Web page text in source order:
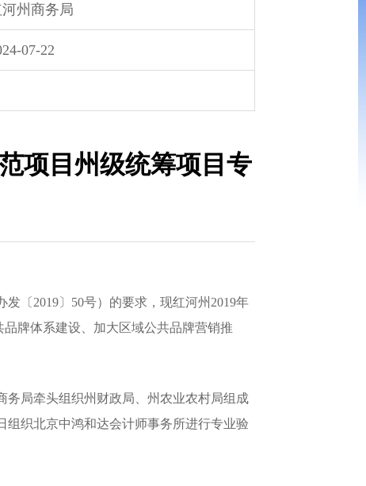
州商务局
07-22
项目州级统筹项目专
〔2019〕50号）的要求，现红河州2019年
牌体系建设、加大区域公共品牌营销推
局牵头组织州财政局、州农业农村局组成
织北京中鸿和达会计师事务所进行专业验